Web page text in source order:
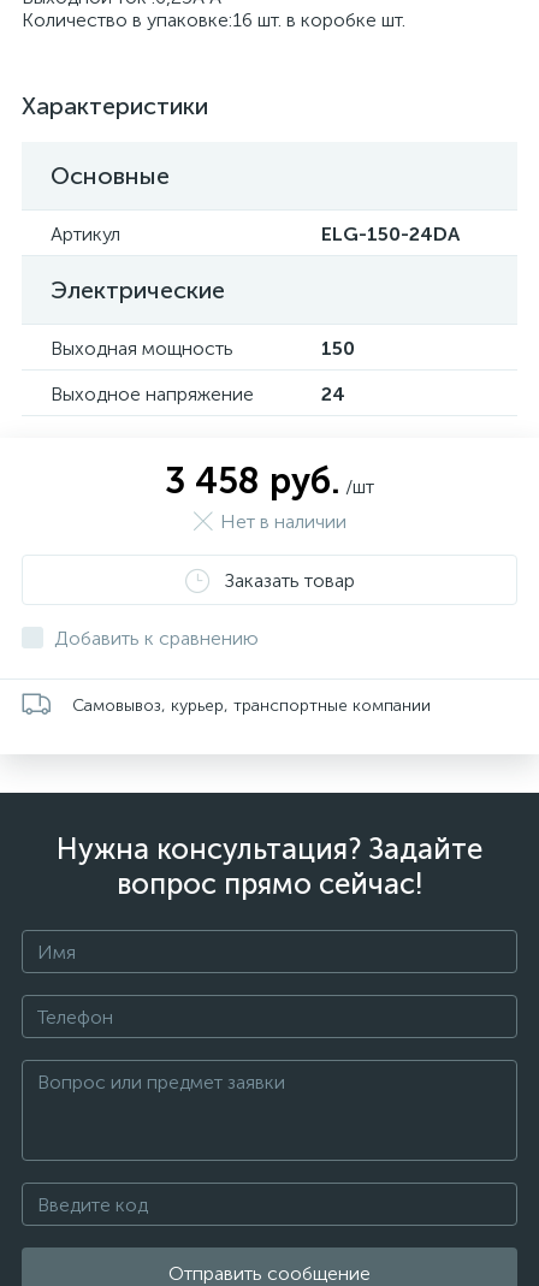
Количество в упаковке:16 шт. в коробке шт.
Характеристики
Основные
Артикул ELG-150-24DA
Электрические
Выходная мощность
150
Выходное напряжение
24
3 458 руб. /шт
Нет в наличии
Заказать товар
Добавить к сравнению
Самовывоз, курьер, транспортные компании
Нужна консультация? Задайте
вопрос прямо сейчас!
Отправить сообщение